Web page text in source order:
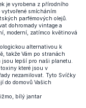
je vyrobena z přírodního
smícháním
parfémových olejů.
dohromady vintage a
moderní, zatímco květinová
alternativou k
takže Vám po stranách
jsou lepší pro naši planetu.
které jsou v
nezamilovat. Tyto Svíčky
do domovů Vašich
bílý jantar